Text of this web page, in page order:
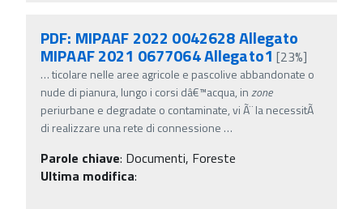
PDF: MIPAAF 2022 0042628 Allegato
MIPAAF 2021 0677064 Allegato1[23%]
…ticolare nelle aree agricole e pascolive abbandonate o
nude di pianura, lungo i corsi dâ€™acqua, inzone
periurbane e degradate o contaminate, vi Ã¨ la necessitÃ
di realizzare una rete di connessione …
Parole chiave: Documenti, Foreste
Ultima modifica: